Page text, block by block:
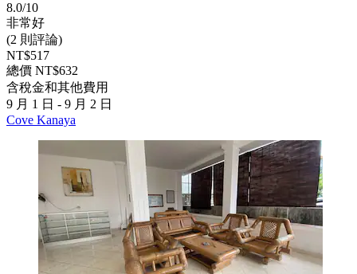
8.0/10
非常好
(2 則評論)
NT$517
總價 NT$632
含稅金和其他費用
9 月 1 日 - 9 月 2 日
Cove Kanaya